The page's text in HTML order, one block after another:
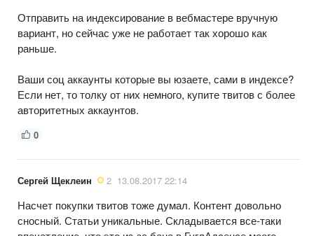
Отправить на индексирование в вебмастере вручную
вариант, но сейчас уже не работает так хорошо как
раньше.
Ваши соц аккаунты которые вы юзаете, сами в индексе?
Если нет, то толку от них немного, купите твитов с более
авторитетных аккаунтов.
0
Сергей Щеклеин 2 13.08.2017 22:14
Насчет покупки твитов тоже думал. Контент довольно
сносный. Статьи уникальные. Складывается все-таки